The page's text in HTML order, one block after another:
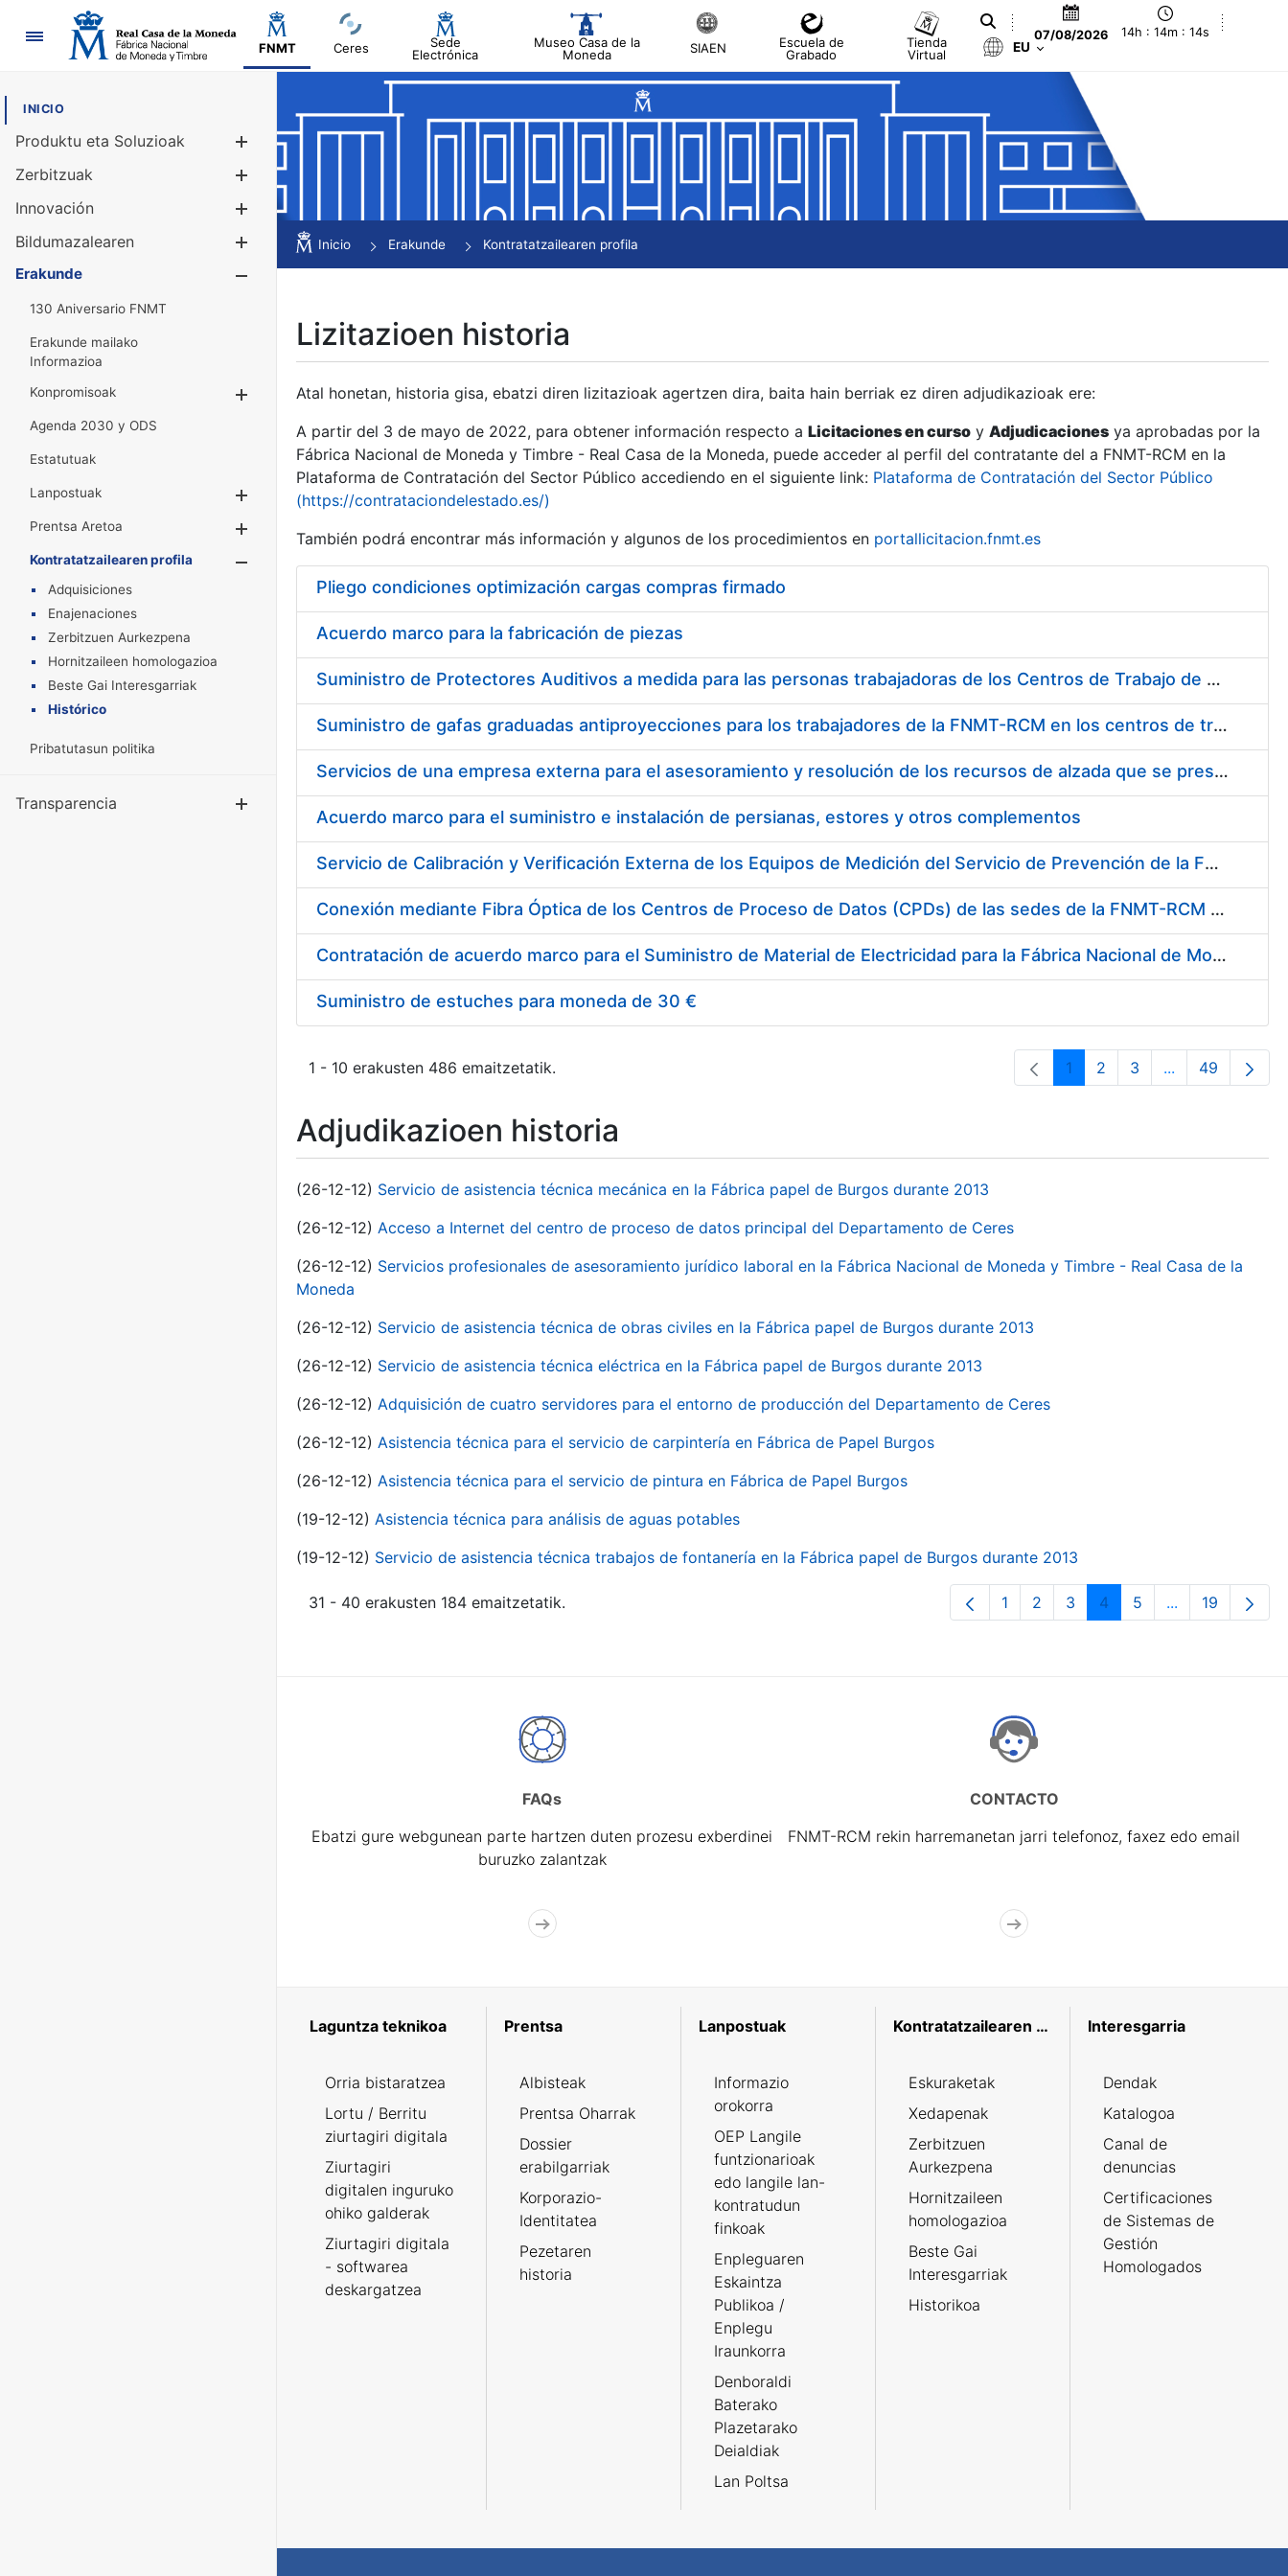
Nabigazioa
FNMT Ceres
Sede
Electrónica
Museo Casa de la
Moneda
SIAEN
Escuela de
Grabado
Tienda
Virtual
07/08/2026 14h : 14m : 15s
EU
INICIO
Produktu eta Soluzioak
Erakutsi/Ezkutatu
Zerbitzuak
Innovación
Bildumazalearen
Erakutsi/Ezkutatu
Erakunde
130 Aniversario FNMT
Erakunde mailako
Informazioa
Konpromisoak
Erakutsi/Ezkutatu
Agenda 2030 y ODS
Estatutuak
Lanpostuak
Erakutsi/Ezkutatu
Prentsa Aretoa
Erakutsi/Ezkutatu
Kontratatzailearen profila
Erakutsi/Ezkutatu
Adquisiciones
Enajenaciones
Zerbitzuen Aurkezpena
Hornitzaileen homologazioa
Beste Gai Interesgarriak
Histórico
Pribatutasun politika
Transparencia Erakutsi/Ezkutatu
Inicio Erakunde Kontratatzailearen profila
Lizitazioen historia
Atal honetan, historia gisa, ebatzi diren lizitazioak agertzen dira, baita hain berriak ez diren adjudikazioak ere:
A partir del 3 de mayo de 2022, para obtener información respecto a Licitaciones en curso y Adjudicaciones ya aprobadas por la
Fábrica Nacional de Moneda y Timbre - Real Casa de la Moneda, puede acceder al perfil del contratante del a FNMT-RCM en la
Plataforma de Contratación del Sector Público accediendo en el siguiente link: Plataforma de Contratación del Sector Público
(https://contrataciondelestado.es/)
También podrá encontrar más información y algunos de los procedimientos en portallicitacion.fnmt.es
Pliego condiciones optimización cargas compras firmado
Acuerdo marco para la fabricación de piezas
Suministro de Protectores Auditivos a medida para las personas trabajadoras de los Centros de Trabajo de Madrid y Burgos
Suministro de gafas graduadas antiproyecciones para los trabajadores de la FNMT-RCM en los centros de trabajo de Madrid y Burgos
Servicios de una empresa externa para el asesoramiento y resolución de los recursos de alzada que se presentan relacionados con procesos de selección para la FNMT-RCM
Acuerdo marco para el suministro e instalación de persianas, estores y otros complementos
Servicio de Calibración y Verificación Externa de los Equipos de Medición del Servicio de Prevención de la FNMT-RCM
Conexión mediante Fibra Óptica de los Centros de Proceso de Datos (CPDs) de las sedes de la FNMT-RCM de Burgos y Madrid
Contratación de acuerdo marco para el Suministro de Material de Electricidad para la Fábrica Nacional de Moneda y Timbre-Real Casa de la Moneda en su centro de trabajo de Burgos
Suministro de estuches para moneda de 30 €
1 - 10 erakusten 486 emaitzetatik. Orrialdea
1 Orrialdea
2 Orrialdea
3 ...Intermediate
Orrialdea
49
Adjudikazioen historia
(26-12-12) Servicio de asistencia técnica mecánica en la Fábrica papel de Burgos durante 2013
(26-12-12) Acceso a Internet del centro de proceso de datos principal del Departamento de Ceres
(26-12-12) Servicios profesionales de asesoramiento jurídico laboral en la Fábrica Nacional de Moneda y Timbre - Real Casa de la
Moneda
(26-12-12) Servicio de asistencia técnica de obras civiles en la Fábrica papel de Burgos durante 2013
(26-12-12) Servicio de asistencia técnica eléctrica en la Fábrica papel de Burgos durante 2013
(26-12-12) Adquisición de cuatro servidores para el entorno de producción del Departamento de Ceres
(26-12-12) Asistencia técnica para el servicio de carpintería en Fábrica de Papel Burgos
(26-12-12) Asistencia técnica para el servicio de pintura en Fábrica de Papel Burgos
(19-12-12) Asistencia técnica para análisis de aguas potables
(19-12-12) Servicio de asistencia técnica trabajos de fontanería en la Fábrica papel de Burgos durante 2013
31 - 40 erakusten 184 emaitzetatik. Orrialdea
1 Orrialdea
2 Orrialdea
3 Orrialdea
4 Orrialdea
5 ...Intermediate
Orrialdea
19
FAQs
Ebatzi gure webgunean parte hartzen duten prozesu exberdinei
buruzko zalantzak
CONTACTO
FNMT-RCM rekin harremanetan jarri telefonoz, faxez edo email
Laguntza teknikoa
Orria bistaratzea
Lortu / Berritu
ziurtagiri digitala
Ziurtagiri
digitalen inguruko
ohiko galderak
Ziurtagiri digitala
- softwarea
deskargatzea
Prentsa
Albisteak
Prentsa Oharrak
Dossier
erabilgarriak
Korporazio-
Identitatea
Pezetaren
historia
Lanpostuak
Informazio
orokorra
OEP Langile
funtzionarioak
edo langile lan-
kontratudun
finkoak
Enpleguaren
Eskaintza
Publikoa /
Enplegu
Iraunkorra
Denboraldi
Baterako
Plazetarako
Deialdiak
Lan Poltsa
Kontratatzailearen profila
Eskuraketak
Xedapenak
Zerbitzuen
Aurkezpena
Hornitzaileen
homologazioa
Beste Gai
Interesgarriak
Historikoa
Interesgarria
Dendak
Katalogoa
Canal de
denuncias
Certificaciones
de Sistemas de
Gestión
Homologados